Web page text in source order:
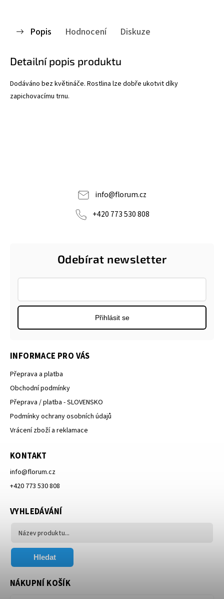
Popis Hodnocení Diskuze
Detailní popis produktu
Dodáváno bez květináče. Rostlina lze dobře ukotvit díky
zapichovacímu trnu.
info@florum.cz
+420 773 530 808
Odebírat newsletter
Přihlásit se
INFORMACE PRO VÁS
Přeprava a platba
Obchodní podmínky
Přeprava / platba - SLOVENSKO
Podmínky ochrany osobních údajů
Vrácení zboží a reklamace
KONTAKT
info@florum.cz
+420 773 530 808
VYHLEDÁVÁNÍ
Hledat
NÁKUPNÍ KOŠÍK